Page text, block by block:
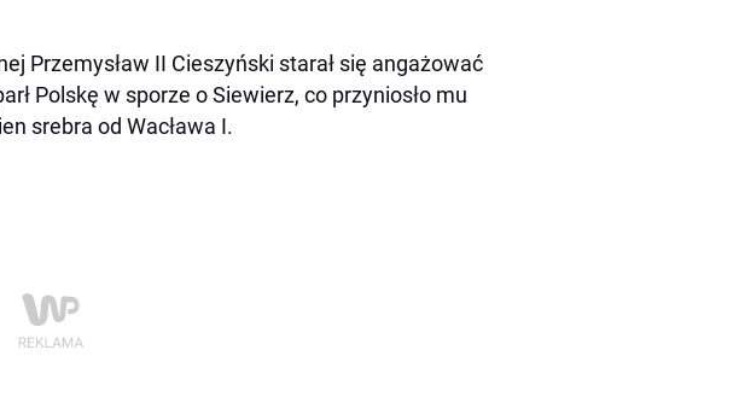
Przemysław II Cieszyński starał się angażować
Polskę w sporze o Siewierz, co przyniosło mu
srebra od Wacława I.